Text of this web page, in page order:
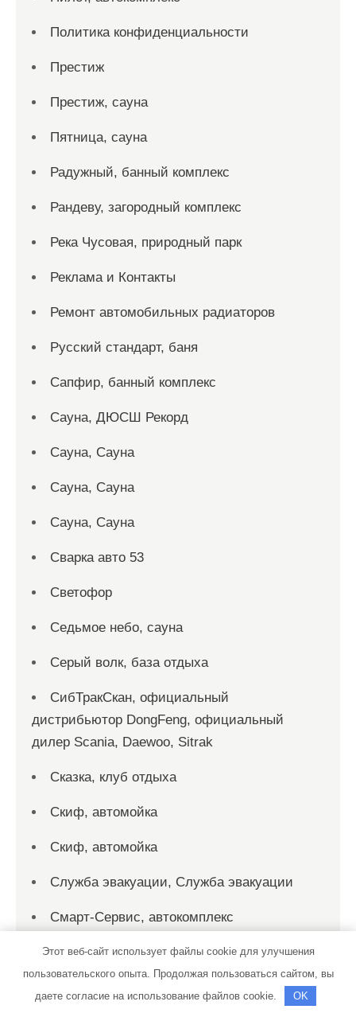
Политика конфиденциальности
Престиж
Престиж, сауна
Пятница, сауна
Радужный, банный комплекс
Рандеву, загородный комплекс
Река Чусовая, природный парк
Реклама и Контакты
Ремонт автомобильных радиаторов
Русский стандарт, баня
Сапфир, банный комплекс
Сауна, ДЮСШ Рекорд
Сауна, Сауна
Сауна, Сауна
Сауна, Сауна
Сварка авто 53
Светофор
Седьмое небо, сауна
Серый волк, база отдыха
СибТракСкан, официальный
дистрибьютор DongFeng, официальный
дилер Scania, Daewoo, Sitrak
Сказка, клуб отдыха
Скиф, автомойка
Скиф, автомойка
Служба эвакуации, Служба эвакуации
Смарт-Сервис, автокомплекс
Созвездие Тельца, автокомплекс
Этот веб-сайт использует файлы cookie для улучшения
пользовательского опыта. Продолжая пользоваться сайтом, вы
даете согласие на использование файлов cookie.
OK